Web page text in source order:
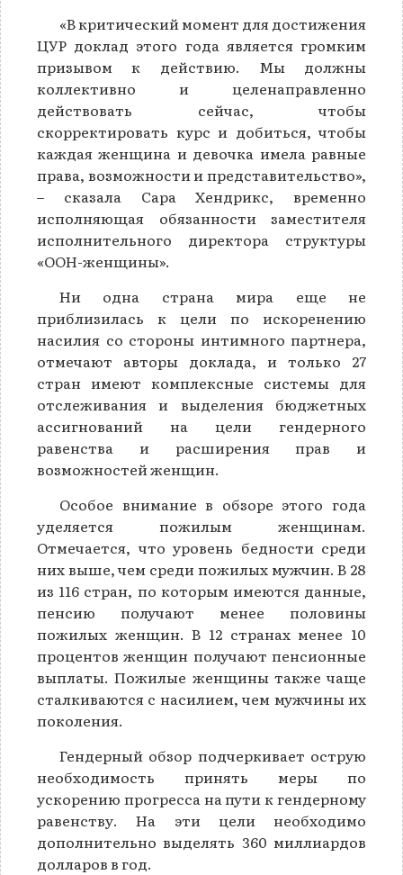
«В критический момент для достижения
ЦУР доклад этого года является громким
призывом к действию. Мы должны
коллективно и целенаправленно
действовать сейчас, чтобы
скорректировать курс и добиться, чтобы
каждая женщина и девочка имела равные
права, возможности и представительство»,
– сказала Сара Хендрикс, временно
исполняющая обязанности заместителя
исполнительного директора структуры
«ООН-женщины».
Ни одна страна мира еще не
приблизилась к цели по искоренению
насилия со стороны интимного партнера,
отмечают авторы доклада, и только 27
стран имеют комплексные системы для
отслеживания и выделения бюджетных
ассигнований на цели гендерного
равенства и расширения прав и
возможностей женщин.
Особое внимание в обзоре этого года
уделяется пожилым женщинам.
Отмечается, что уровень бедности среди
них выше, чем среди пожилых мужчин. В 28
из 116 стран, по которым имеются данные,
пенсию получают менее половины
пожилых женщин. В 12 странах менее 10
процентов женщин получают пенсионные
выплаты. Пожилые женщины также чаще
сталкиваются с насилием, чем мужчины их
поколения.
Гендерный обзор подчеркивает острую
необходимость принять меры по
ускорению прогресса на пути к гендерному
равенству. На эти цели необходимо
дополнительно выделять 360 миллиардов
долларов в год.